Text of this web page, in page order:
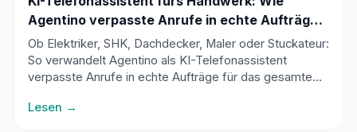
Agentino verpasste Anrufe in echte Aufträge
verwandelt
Ob Elektriker, SHK, Dachdecker, Maler oder Stuckateur:
So verwandelt Agentino als KI-Telefonassistent
verpasste Anrufe in echte Aufträge für das gesamte
Lesen →